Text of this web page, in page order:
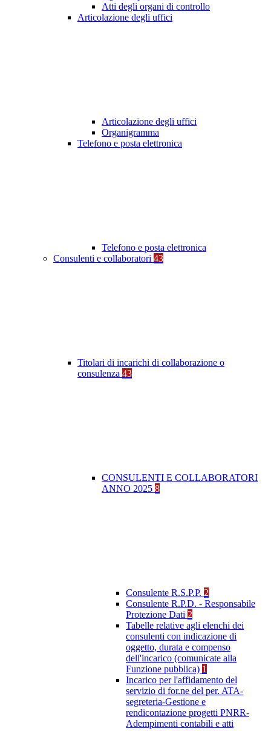
Atti degli organi di controllo
Articolazione degli uffici
Articolazione degli uffici
Organigramma
Telefono e posta elettronica
Telefono e posta elettronica
Consulenti e collaboratori 43
Titolari di incarichi di collaborazione o
consulenza 43
CONSULENTI E COLLABORATORI
ANNO 2025 8
Consulente R.S.P.P. 2
Consulente R.P.D. - Responsabile
Protezione Dati 2
Tabelle relative agli elenchi dei
consulenti con indicazione di
oggetto, durata e compenso
dell'incarico (comunicate alla
Funzione pubblica) 1
Incarico per l'affidamento del
servizio di for.ne del per. ATA-
segreteria-Gestione e
rendicontazione progetti PNRR-
Adempimenti contabili e atti